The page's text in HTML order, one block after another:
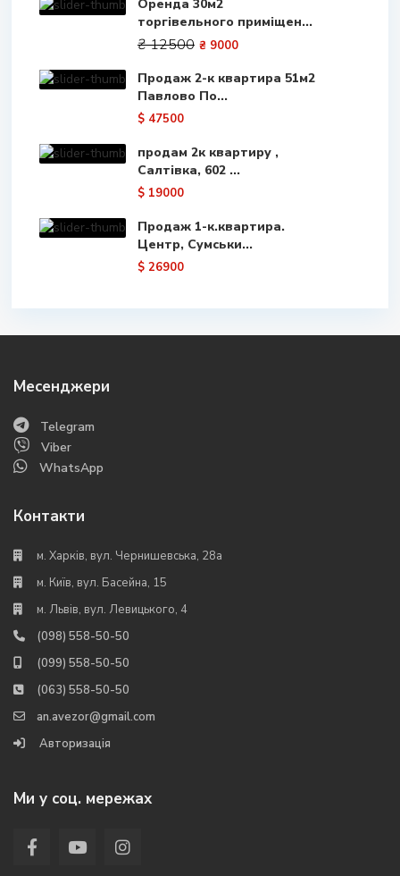
Оренда 30м2
торгівельного приміщен...
₴ 12500 ₴ 9000
Продаж 2-к квартира 51м2
Павлово По...
$ 47500
продам 2к квартиру ,
Салтівка, 602 ...
$ 19000
Продаж 1-к.квартира.
Центр, Сумськи...
$ 26900
Месенджери
Telegram
Viber
WhatsApp
Контакти
м. Харків, вул. Чернишевська, 28а
м. Київ, вул. Басейна, 15
м. Львів, вул. Левицького, 4
(098) 558-50-50
(099) 558-50-50
(063) 558-50-50
an.avezor@gmail.com
Авторизація
Ми у соц. мережах